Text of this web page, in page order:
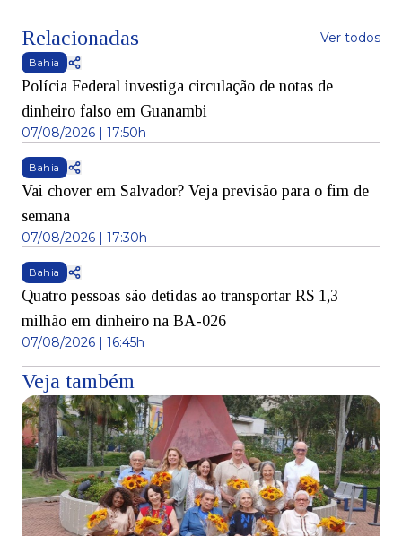
Relacionadas Ver todos
Bahia
Polícia Federal investiga circulação de notas de
dinheiro falso em Guanambi
07/08/2026 | 17:50h
Bahia
Vai chover em Salvador? Veja previsão para o fim de
semana
07/08/2026 | 17:30h
Bahia
Quatro pessoas são detidas ao transportar R$ 1,3
milhão em dinheiro na BA-026
07/08/2026 | 16:45h
Veja também